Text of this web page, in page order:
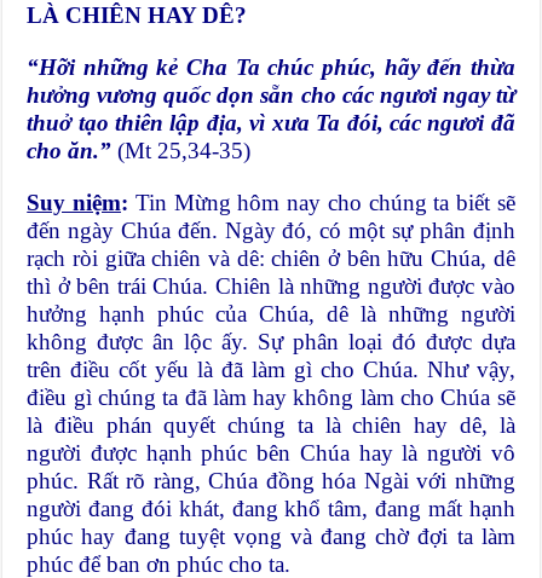
LÀ CHIÊN HAY DÊ?
“Hỡi những kẻ Cha Ta chúc phúc, hãy đến thừa
hưởng vương quốc dọn sẵn cho các ngươi ngay từ
thuở tạo thiên lập địa, vì xưa Ta đói, các ngươi đã
cho ăn.”(Mt 25,34-35)
Suy niệm: Tin Mừng hôm nay cho chúng ta biết sẽ
đến ngày Chúa đến. Ngày đó, có một sự phân định
rạch ròi giữa chiên và dê: chiên ở bên hữu Chúa, dê
thì ở bên trái Chúa. Chiên là những người được vào
hưởng hạnh phúc của Chúa, dê là những người
không được ân lộc ấy. Sự phân loại đó được dựa
trên điều cốt yếu là đã làm gì cho Chúa. Như vậy,
điều gì chúng ta đã làm hay không làm cho Chúa sẽ
là điều phán quyết chúng ta là chiên hay dê, là
người được hạnh phúc bên Chúa hay là người vô
phúc. Rất rõ ràng, Chúa đồng hóa Ngài với những
người đang đói khát, đang khổ tâm, đang mất hạnh
phúc hay đang tuyệt vọng và đang chờ đợi ta làm
phúc để ban ơn phúc cho ta.